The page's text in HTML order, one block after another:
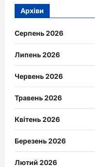
Архіви
Серпень 2026
Липень 2026
Червень 2026
Травень 2026
Квітень 2026
Березень 2026
Лютий 2026